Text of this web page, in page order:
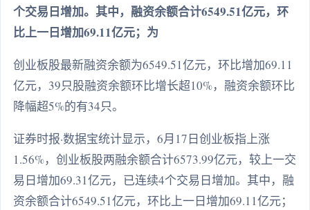
个交易日增加。其中，融资余额合计6549.51亿元，环
比上一日增加69.11亿元；为
创业板股最新融资余额为6549.51亿元，环比增加69.11
亿元，39只股融资余额环比增长超10%，融资余额环比
降幅超5%的有34只。
证券时报·数据宝统计显示，6月17日创业板指上涨
1.56%，创业板股两融余额合计6573.99亿元，较上一交
易日增加69.31亿元，已连续4个交易日增加。其中，融
资余额合计6549.51亿元，环比上一日增加69.11亿元；